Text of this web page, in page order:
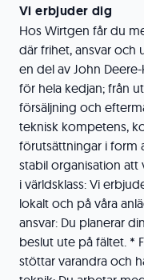
Vi erbjuder dig
Hos Wirtgen får du
där frihet, ansvar och
en del av John
för hela kedjan; från
försäljning och
teknisk kompetens,
förutsättningar i form
stabil organisation
i världsklass: Vi
lokalt och på våra
ansvar: Du planerar
beslut ute på fältet. *
stöttar varandra och